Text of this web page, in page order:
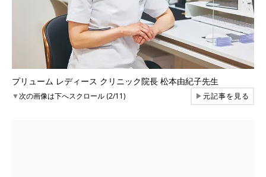
プリューム レディース クリニック院長 松本由紀子先生
▼次の画像は下へスクロール (2/11) ▶元記事を見る